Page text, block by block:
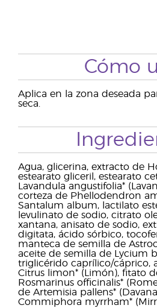
Cómo
Aplica en la zona deseada
seca.
Agua, glicerina, extracto de
estearato gliceril, estearato
Lavandula angustifolia*
corteza de Phellodendron
Santalum album, lactilato
levulinato de sodio, citrato
xantana, anisato de sodio,
digitata, ácido sórbico,
manteca de semilla de
aceite de semilla de Lycium
triglicérido caprílico/cáprico,
Citrus limon* (Limón), fitato
Rosmarinus officinalis*
de Artemisia pallens*
Commiphora myrrham*